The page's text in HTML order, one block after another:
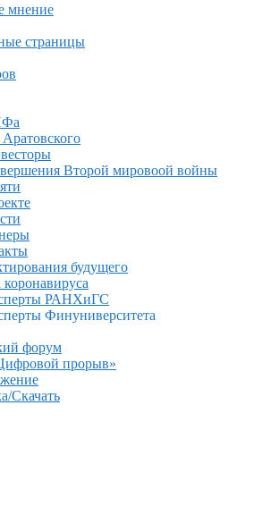
мнение
страницы
Второй мировоой войны
будущего
РАНХиГС
Финуниверситета
форум
прорыв»
Скачать